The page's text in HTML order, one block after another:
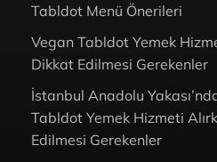
Tabldot Menü Önerileri
Vegan Tabldot Yemek
Dikkat Edilmesi Gerekenler
İstanbul Anadolu
Tabldot Yemek Hizmeti
Edilmesi Gerekenler